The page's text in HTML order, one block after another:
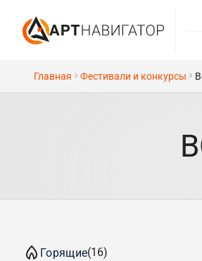
Главная Фестивали и конкурсы
Горящие(16)